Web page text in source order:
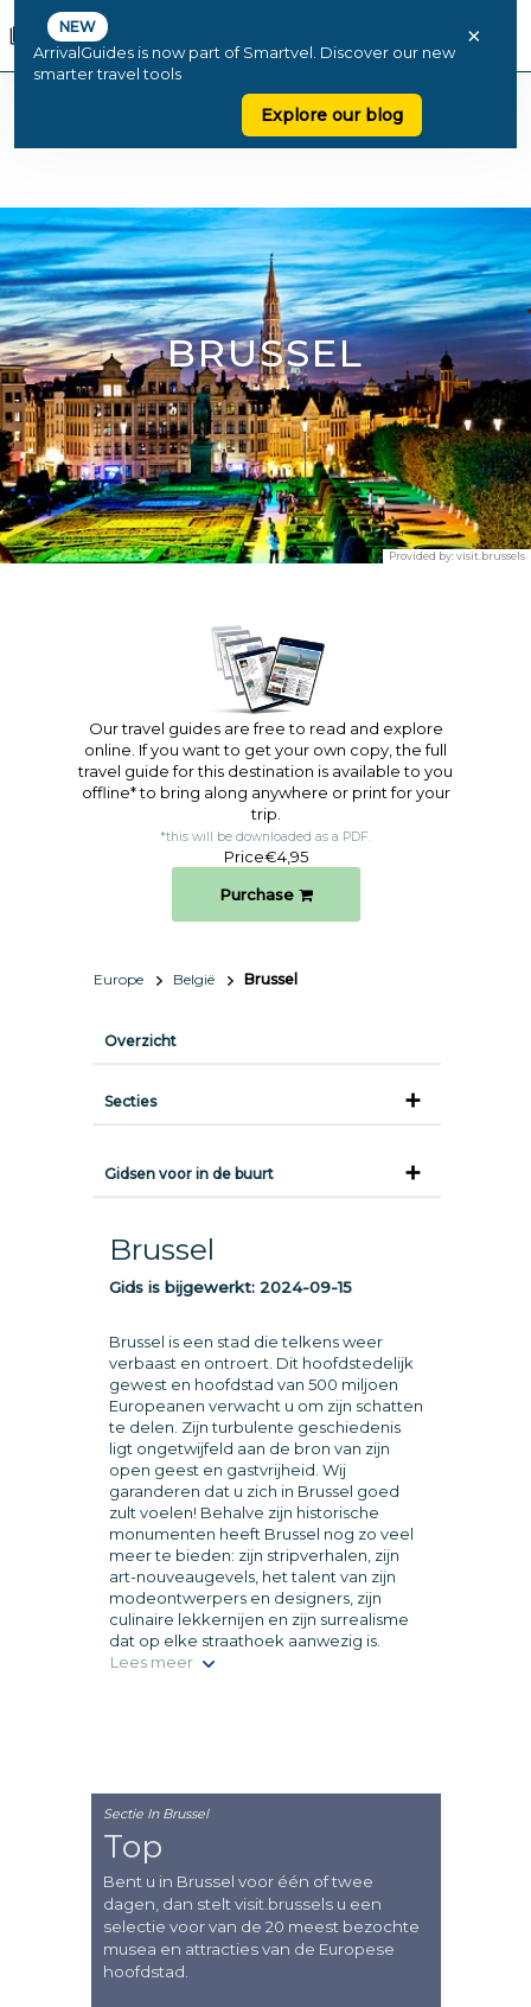
NEW
ArrivalGuides is now part of Smartvel. Discover our new
smarter travel tools
Explore our blog
×
BRUSSEL
Provided by:visit.brussels
Our travel guides are free to read and explore
online. If you want to get your own copy, the full
travel guide for this destination is available to you
offline* to bring along anywhere or print for your
trip.​
*this will be downloaded as a PDF.
Price€4,95
Purchase
Europe België Brussel
Overzicht
Secties
Gidsen voor in de buurt
Brussel
Gids is bijgewerkt: 2024-09-15
Brussel is een stad die telkens weer
verbaast en ontroert. Dit hoofdstedelijk
gewest en hoofdstad van 500 miljoen
Europeanen verwacht u om zijn schatten
te delen. Zijn turbulente geschiedenis
ligt ongetwijfeld aan de bron van zijn
open geest en gastvrijheid. Wij
garanderen dat u zich in Brussel goed
zult voelen! Behalve zijn historische
monumenten heeft Brussel nog zo veel
meer te bieden: zijn stripverhalen, zijn
art-nouveaugevels, het talent van zijn
modeontwerpers en designers, zijn
culinaire lekkernijen en zijn surrealisme
dat op elke straathoek aanwezig is.
Lees meer
Sectie In Brussel
Top
Bent u in Brussel voor één of twee
dagen, dan stelt visit.brussels u een
selectie voor van de 20 meest bezochte
musea en attracties van de Europese
hoofdstad.